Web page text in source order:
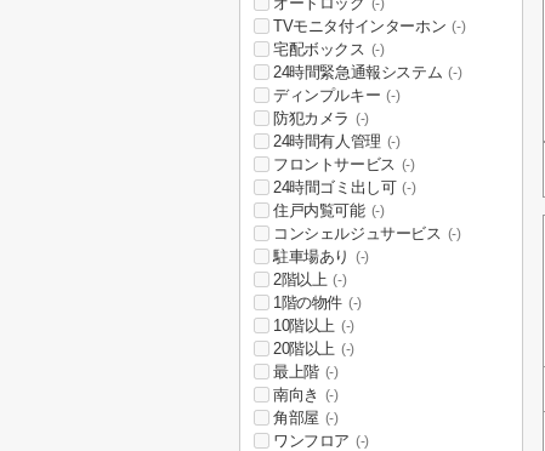
(-)
TVモニタ付インターホン (-)
宅配ボックス (-)
24時間緊急通報システム (-)
ディンプルキー (-)
防犯カメラ (-)
24時間有人管理 (-)
フロントサービス (-)
24時間ゴミ出し可 (-)
住戸内覧可能 (-)
コンシェルジュサービス (-)
駐車場あり (-)
2階以上 (-)
1階の物件 (-)
10階以上 (-)
20階以上 (-)
最上階 (-)
南向き (-)
角部屋 (-)
ワンフロア (-)